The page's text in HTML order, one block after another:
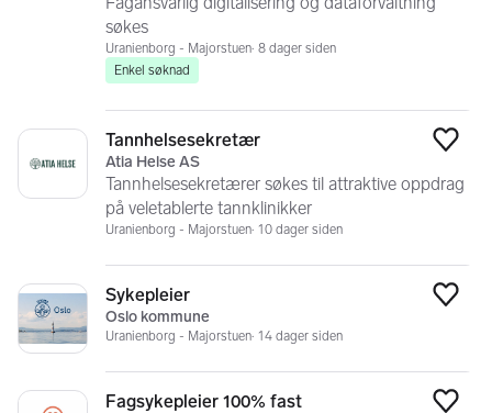
søkes
Uranienborg - Majorstuen 8 dager siden
Enkel søknad
Tannhelsesekretær
Atia Helse AS
Tannhelsesekretærer søkes til attraktive oppdrag
på veletablerte tannklinikker
Uranienborg - Majorstuen 10 dager siden
Sykepleier
Oslo kommune
Uranienborg - Majorstuen 14 dager siden
Fagsykepleier 100% fast